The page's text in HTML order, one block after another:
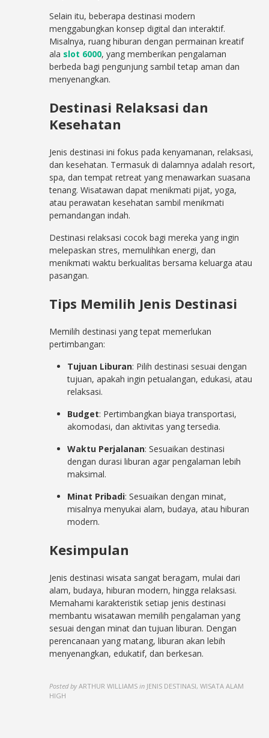
Selain itu, beberapa destinasi modern
menggabungkan konsep digital dan interaktif.
Misalnya, ruang hiburan dengan permainan kreatif
ala slot 6000, yang memberikan pengalaman
berbeda bagi pengunjung sambil tetap aman dan
menyenangkan.
Destinasi Relaksasi dan
Kesehatan
Jenis destinasi ini fokus pada kenyamanan, relaksasi,
dan kesehatan. Termasuk di dalamnya adalah resort,
spa, dan tempat retreat yang menawarkan suasana
tenang. Wisatawan dapat menikmati pijat, yoga,
atau perawatan kesehatan sambil menikmati
pemandangan indah.
Destinasi relaksasi cocok bagi mereka yang ingin
melepaskan stres, memulihkan energi, dan
menikmati waktu berkualitas bersama keluarga atau
pasangan.
Tips Memilih Jenis Destinasi
Memilih destinasi yang tepat memerlukan
pertimbangan:
Tujuan Liburan: Pilih destinasi sesuai dengan
tujuan, apakah ingin petualangan, edukasi, atau
relaksasi.
Budget: Pertimbangkan biaya transportasi,
akomodasi, dan aktivitas yang tersedia.
Waktu Perjalanan: Sesuaikan destinasi
dengan durasi liburan agar pengalaman lebih
maksimal.
Minat Pribadi: Sesuaikan dengan minat,
misalnya menyukai alam, budaya, atau hiburan
modern.
Kesimpulan
Jenis destinasi wisata sangat beragam, mulai dari
alam, budaya, hiburan modern, hingga relaksasi.
Memahami karakteristik setiap jenis destinasi
membantu wisatawan memilih pengalaman yang
sesuai dengan minat dan tujuan liburan. Dengan
perencanaan yang matang, liburan akan lebih
menyenangkan, edukatif, dan berkesan.
Posted by ARTHUR WILLIAMS in JENIS DESTINASI, WISATA ALAM
HIGH